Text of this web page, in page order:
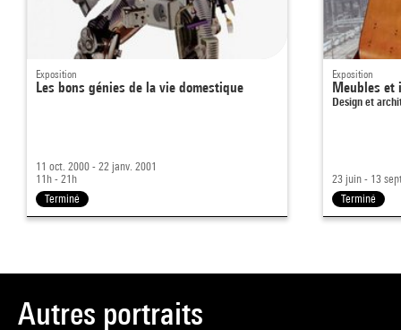
Exposition
Les bons génies de la vie domestique
11 oct. 2000 - 22 janv. 2001
11h - 21h
Terminé
Exposition
Meubles et
Design et
23 juin - 13
Terminé
Autres portraits